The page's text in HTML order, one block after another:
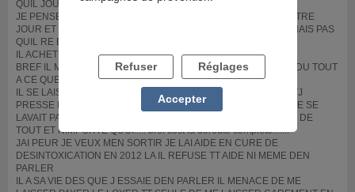
QUIL JOUE AUX JEUX ET CELA NE DATE PAS D AUJOURDHUI
JE PENSE MM QUIL REBOIT CAR IL A BIEN BU AU RESTO L AUTRE
JOUR ET JE PENSE VU QUIL MENE UNE VIE QUE JE NE CONNAIS PAS
QUIL RE BOIT ET EN PLUS JOUE!!!!
IL ACHETE DES TICKETSDE GRATTAGE?PMU!
BREF IL MENE UNE VIE QUI NE CORRESPOND PAS DU TOUT DU TOUT
A CE QUE JE VIS!
IL SE LAISSE ALLER!!!!!QD IL VIENT ICI UN J/ SEMAINE IL EST TJ
PRESSE DE REPARTIR?ET JAI REMARQUE QUE PARFOIS IL NE SE
LAVAIT PAS!!!!!IL EST DEVENU TRES GROS ET MANGE MANGE DE
TOUT ET NIMPORTE QUOI!!!!! bref cest la deroute complete!!!!!!!
JAI PEUR JE VEUX MEN SORTIR JE LAI AIDE EN CURE DE
DESINTOXICATION EN 2012 LA IL REFUSE TT AIDE NI MEME DEN
PARLER
IL A SA VIE DES QUE J ESSAIE DEN PARLER IL MENACE DE ME
Refuser Réglages
Accepter